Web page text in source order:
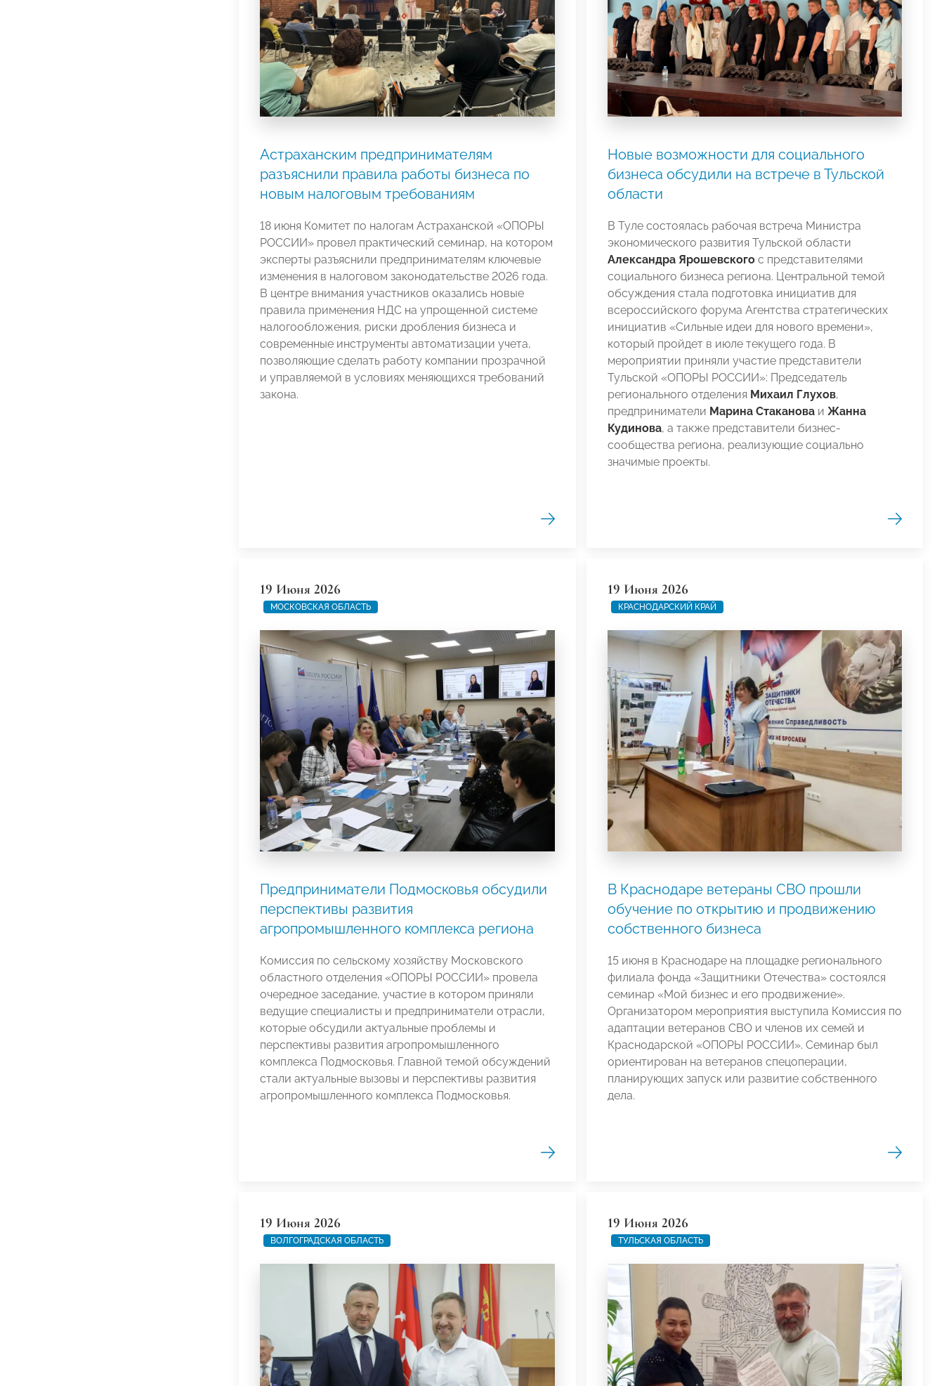
Астраханским предпринимателям
разъяснили правила работы бизнеса по
новым налоговым требованиям
18 июня Комитет по налогам Астраханской «ОПОРЫ
РОССИИ» провел практический семинар, на котором
эксперты разъяснили предпринимателям ключевые
изменения в налоговом законодательстве 2026 года.
В центре внимания участников оказались новые
правила применения НДС на упрощенной системе
налогообложения, риски дробления бизнеса и
современные инструменты автоматизации учета,
позволяющие сделать работу компании прозрачной
и управляемой в условиях меняющихся требований
закона.
Новые возможности для социального
бизнеса обсудили на встрече в Тульской
области
В Туле состоялась рабочая встреча Министра
экономического развития Тульской области
Александра Ярошевскогос представителями
социального бизнеса региона. Центральной темой
обсуждения стала подготовка инициатив для
всероссийского форума Агентства стратегических
инициатив «Сильные идеи для нового времени»,
который пройдет в июле текущего года. В
мероприятии приняли участие представители
Тульской «ОПОРЫ РОССИИ»: Председатель
регионального отделения Михаил Глухов,
предприниматели Марина Стакановаи Жанна
Кудинова, а также представители бизнес-
сообщества региона, реализующие социально
значимые проекты.
19 Июня 2026
МОСКОВСКАЯ ОБЛАСТЬ
Предприниматели Подмосковья обсудили
перспективы развития
агропромышленного комплекса региона
Комиссия по сельскому хозяйству Московского
областного отделения «ОПОРЫ РОССИИ» провела
очередное заседание, участие в котором приняли
ведущие специалисты и предприниматели отрасли,
которые обсудили актуальные проблемы и
перспективы развития агропромышленного
комплекса Подмосковья. Главной темой обсуждений
стали актуальные вызовы и перспективы развития
агропромышленного комплекса Подмосковья.
19 Июня 2026
КРАСНОДАРСКИЙ КРАЙ
В Краснодаре ветераны СВО прошли
обучение по открытию и продвижению
собственного бизнеса
15 июня в Краснодаре на площадке регионального
филиала фонда «Защитники Отечества» состоялся
семинар «Мой бизнес и его продвижение».
Организатором мероприятия выступила Комиссия по
адаптации ветеранов СВО и членов их семей и
Краснодарской «ОПОРЫ РОССИИ». Семинар был
ориентирован на ветеранов спецоперации,
планирующих запуск или развитие собственного
дела.
19 Июня 2026
ВОЛГОГРАДСКАЯ ОБЛАСТЬ
19 Июня 2026
ТУЛЬСКАЯ ОБЛАСТЬ